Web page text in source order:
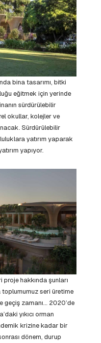
bina tasarımı, bitki
eğitmek için yerinde
sürdürülebilir
okullar, kolejler ve
Sürdürülebilir
yatırım yaparak
yapıyor.
hakkında şunları
seri üretime
geçiş zamanı… 2020’de
yıkıcı orman
krizine kadar bir
dönem, durup